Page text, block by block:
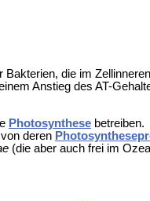
die im
Anstieg des AT-
Photosynthesebetreiben.
deren
(die aber auch frei im